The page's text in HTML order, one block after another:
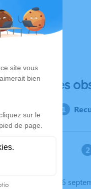
Déroulé des
Le mardi 26